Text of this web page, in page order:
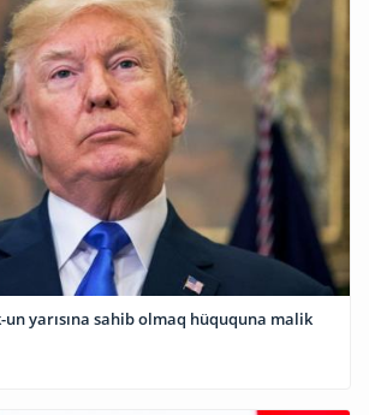
un yarısına sahib olmaq hüququna malik